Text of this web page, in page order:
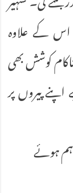
کے علاوہ
کوشش بھی
پیروں پر
ہوئے